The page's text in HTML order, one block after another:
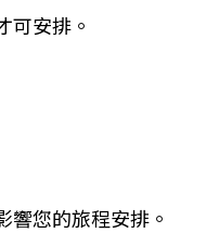
可安排。
響您的旅程安排。